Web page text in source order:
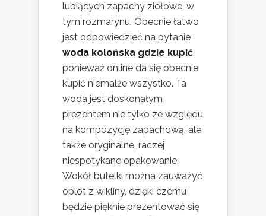
lubiących zapachy ziołowe, w
tym rozmarynu. Obecnie łatwo
jest odpowiedzieć na pytanie
woda kolońska gdzie kupić,
ponieważ online da się obecnie
kupić niemalże wszystko. Ta
woda jest doskonałym
prezentem nie tylko ze względu
na kompozycję zapachową, ale
także oryginalne, raczej
niespotykane opakowanie.
Wokół butelki można zauważyć
oplot z wikliny, dzięki czemu
będzie pięknie prezentować się